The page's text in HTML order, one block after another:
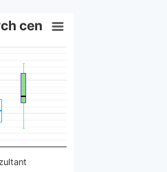
cen
Box plot charts are typically
obvyklých cen
categories.
Cena za den práce.
cen